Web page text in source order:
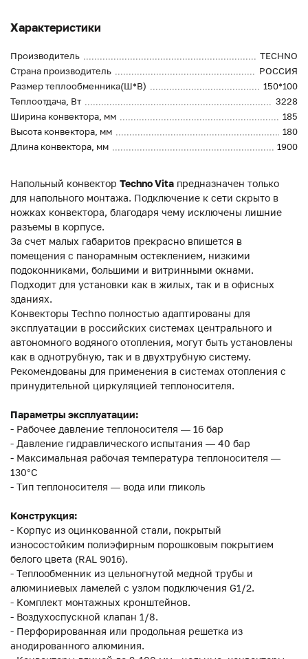
Характеристики
Производитель
TECHNO
Страна производитель
РОССИЯ
Размер теплообменника(Ш*В)
150*100
Теплоотдача, Вт
3228
Ширина конвектора, мм
185
Высота конвектора, мм
180
Длина конвектора, мм
1900
Напольный конвектор Techno Vita предназначен только
для напольного монтажа. Подключение к сети скрыто в
ножках конвектора, благодаря чему исключены лишние
разъемы в корпусе.
За счет малых габаритов прекрасно впишется в
помещения с панорамным остеклением, низкими
подоконниками, большими и витринными окнами.
Подходит для установки как в жилых, так и в офисных
зданиях.
Конвекторы Techno полностью адаптированы для
эксплуатации в российских системах центрального и
автономного водяного отопления, могут быть установлены
как в однотрубную, так и в двухтрубную систему.
Рекомендованы для применения в системах отопления с
принудительной циркуляцией теплоносителя.
Параметры эксплуатации:
- Рабочее давление теплоносителя — 16 бар
- Давление гидравлического испытания — 40 бар
- Максимальная рабочая температура теплоносителя —
130°С
- Тип теплоносителя — вода или гликоль
Конструкция:
- Корпус из оцинкованной стали, покрытый
износостойким полиэфирным порошковым покрытием
белого цвета (RAL 9016).
- Теплообменник из цельногнутой медной трубы и
алюминиевых ламелей с узлом подключения G1/2.
- Комплект монтажных кронштейнов.
- Воздухоспускной клапан 1/8.
- Перфорированная или продольная решетка из
анодированного алюминия.